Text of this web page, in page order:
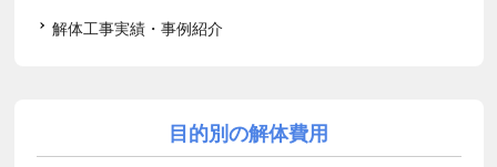
解体工事実績・事例紹介
目的別の解体費用